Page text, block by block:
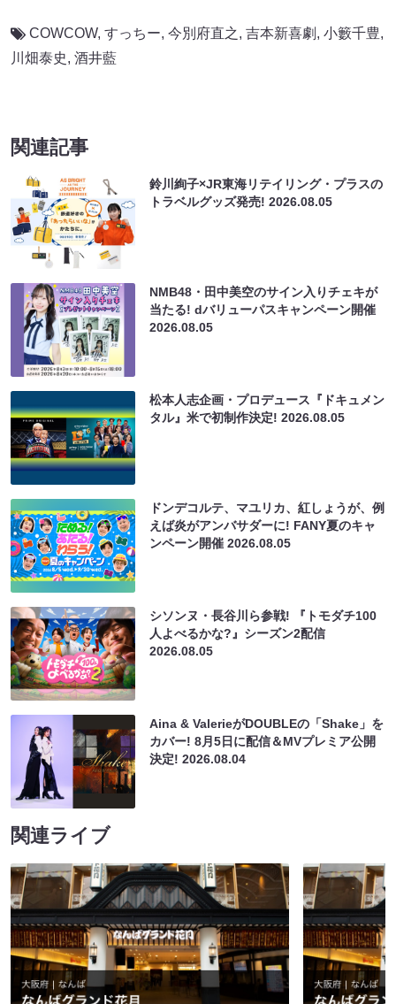
COWCOW, すっちー, 今別府直之, 吉本新喜劇 , 小籔千豊,
川畑泰史, 酒井藍
関連記事
鈴川絢子×JR東海リテイリング・プラスの
トラベルグッズ発売!2026.08.05
NMB48・田中美空のサイン入りチェキが
当たる! dバリューパスキャンペーン開催
2026.08.05
松本人志企画・プロデュース『ドキュメン
タル』米で初制作決定!2026.08.05
ドンデコルテ、マユリカ、紅しょうが、例
えば炎がアンバサダーに! FANY夏のキャ
ンペーン開催2026.08.05
シソンヌ・長谷川ら参戦! 『トモダチ100
人よべるかな?』シーズン2配信
2026.08.05
Aina & ValerieがDOUBLEの「Shake」を
カバー! 8月5日に配信＆MVプレミア公開
決定!2026.08.04
関連ライブ